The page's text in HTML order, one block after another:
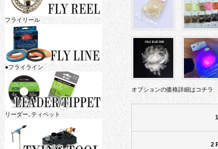
オプションの価格詳細はコチラ
2
フライリール
●フライライン
リーダー､ティペット